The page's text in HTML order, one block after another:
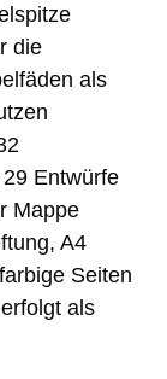
die
als
Entwürfe
Mappe
A4
Seiten
als